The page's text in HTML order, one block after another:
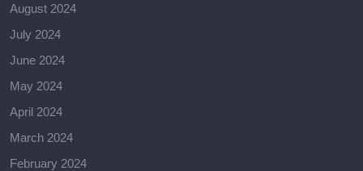
August 2024
July 2024
June 2024
May 2024
April 2024
March 2024
February 2024